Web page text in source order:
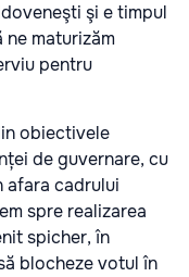
şi e timpul
ne maturizăm
pentru
obiectivele
de guvernare, cu
afara cadrului
spre realizarea
spicher, în
blocheze votul în